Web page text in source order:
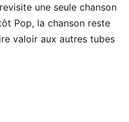
une seule chanson
Pop, la chanson reste
valoir aux autres tubes